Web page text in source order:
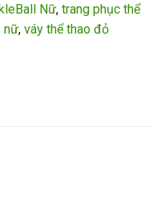
Nữ, trang phục thể
nữ, váy thể thao đỏ